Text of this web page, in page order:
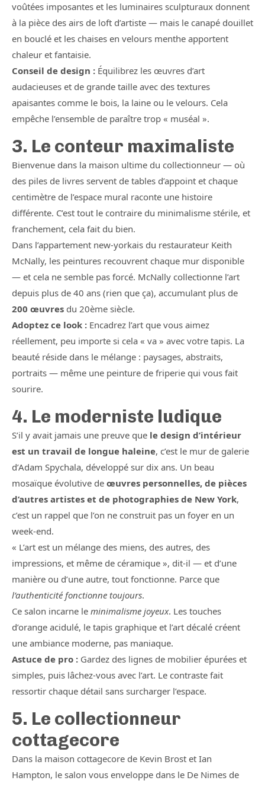
voûtées imposantes et les luminaires sculpturaux donnent
à la pièce des airs de loft d’artiste — mais le canapé douillet
en bouclé et les chaises en velours menthe apportent
chaleur et fantaisie.
Conseil de design : Équilibrez les œuvres d’art
audacieuses et de grande taille avec des textures
apaisantes comme le bois, la laine ou le velours. Cela
empêche l’ensemble de paraître trop « muséal ».
3. Le conteur maximaliste
Bienvenue dans la maison ultime du collectionneur — où
des piles de livres servent de tables d’appoint et chaque
centimètre de l’espace mural raconte une histoire
différente. C’est tout le contraire du minimalisme stérile, et
franchement, cela fait du bien.
Dans l’appartement new-yorkais du restaurateur Keith
McNally, les peintures recouvrent chaque mur disponible
— et cela ne semble pas forcé. McNally collectionne l’art
depuis plus de 40 ans (rien que ça), accumulant plus de
200 œuvres du 20ème siècle.
Adoptez ce look : Encadrez l’art que vous aimez
réellement, peu importe si cela « va » avec votre tapis. La
beauté réside dans le mélange : paysages, abstraits,
portraits — même une peinture de friperie qui vous fait
sourire.
4. Le moderniste ludique
S’il y avait jamais une preuve que le design d’intérieur
est un travail de longue haleine, c’est le mur de galerie
d’Adam Spychala, développé sur dix ans. Un beau
mosaïque évolutive de œuvres personnelles, de pièces
d’autres artistes et de photographies de New York,
c’est un rappel que l’on ne construit pas un foyer en un
week-end.
« L’art est un mélange des miens, des autres, des
impressions, et même de céramique », dit-il — et d’une
manière ou d’une autre, tout fonctionne. Parce que
l’authenticité fonctionne toujours.
Ce salon incarne le minimalisme joyeux. Les touches
d’orange acidulé, le tapis graphique et l’art décalé créent
une ambiance moderne, pas maniaque.
Astuce de pro : Gardez des lignes de mobilier épurées et
simples, puis lâchez-vous avec l’art. Le contraste fait
ressortir chaque détail sans surcharger l’espace.
5. Le collectionneur
cottagecore
Dans la maison cottagecore de Kevin Brost et Ian
Hampton, le salon vous enveloppe dans le De Nimes de